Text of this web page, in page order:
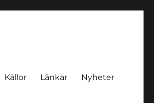
Källor Länkar Nyheter